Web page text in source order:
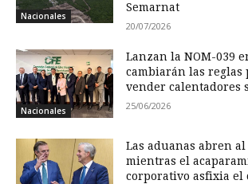
Nacionales
Semarnat
20/07/2026
Nacionales
Lanzan la NOM-039
cambiarán las reglas
vender calentadores
25/06/2026
Las aduanas abren
mientras el
corporativo asfixia el